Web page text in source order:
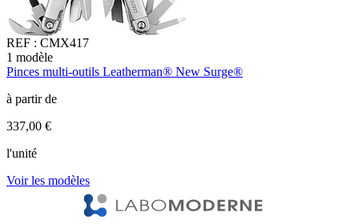
REF : CMX417
1 modèle
Pinces multi-outils Leatherman® New Surge®
à partir de
337,00 €
l'unité
Voir les modèles